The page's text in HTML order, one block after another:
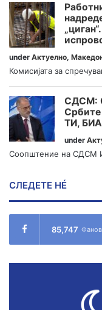
under Актуелно,
Комисијата за
СДСМ:
Србите
ТИ,
under
Соопштение на СДСМ
СЛЕДЕТЕ НÉ
85,747